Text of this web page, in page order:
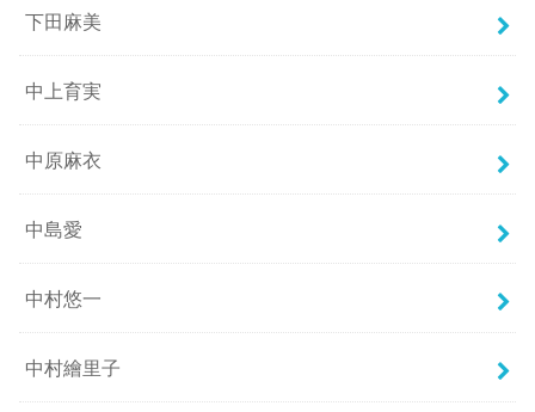
下田麻美
中上育実
中原麻衣
中島愛
中村悠一
中村繪里子